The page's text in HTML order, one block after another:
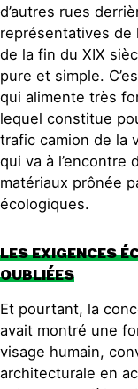
d’autres rues
représentatives de
de la fin du XIX
pure et simple.
qui alimente très
lequel constitue
trafic camion de la
qui va à l’encontre
matériaux prônée
écologiques.
LES EXIGENCES
OUBLIÉES
Et pourtant, la
avait montré une
visage humain,
architecturale en